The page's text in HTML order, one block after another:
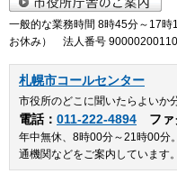
一般的な業務時間 8時45分～17
お休み） 法人番号
札幌市コールセンター
市役所のどこに聞いたらよいか
電話： 011-222-4894 フ
年中無休、8時00分～21時00分
通機関などをご案内しています。